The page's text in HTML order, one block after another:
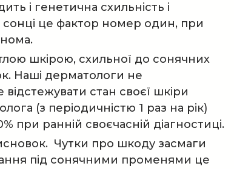
і генетична схильність і
сонці це фактор номер один, при
шкірою, схильної до сонячних
Наші дерматологи не
стан своєї шкіри
(з періодичністю 1 раз на рік)
ранній своєчасній діагностиці.
Чутки про шкоду засмаги
під сонячними променями це